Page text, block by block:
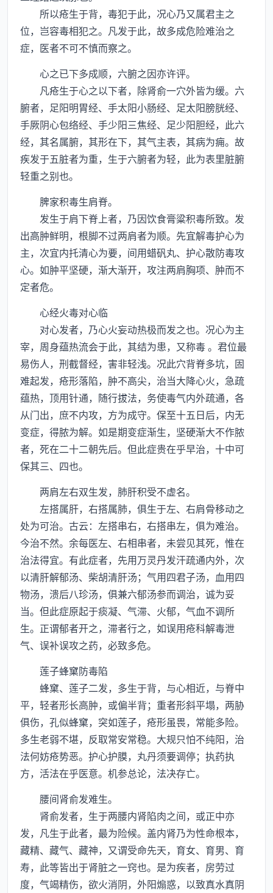
所以疮生于背，毒犯于此，况心乃又属君主之
位，岂容毒相犯之。凡发于此，故多成危险难治之
症，医者不可不慎而察之。
心之已下多成顺，六腑之因亦许评。
凡疮生于心之以下者，除肾俞一穴外皆为缓。六
腑者，足阳明胃经、手太阳小肠经、足太阳膀胱经、
手厥阴心包络经、手少阳三焦经、足少阳胆经，此六
经，其名属腑，其形在下，其气主表，其病为痈。故
疾发于五脏者为重，生于六腑者为轻，此为表里脏腑
轻重之别也。
脾家积毒生肩脊。
发生于肩下脊上者，乃因饮食膏粱积毒所致。发
出高肿鲜明，根脚不过两肩者为顺。先宜解毒护心为
主，次宜内托清心为要，间用蜡矾丸、护心散防毒攻
心。如肿平坚硬，渐大渐开，攻注两肩胸项、肿而不
定者危。
心经火毒对心临
对心发者，乃心火妄动热极而发之也。况心为主
宰，周身蕴热流会于此，其结为患，又称毒 。君位最
易伤人，刑截督经，害非轻浅。况此穴背脊多坑，固
难起发，疮形落陷，肿不高尖，治当大降心火，急疏
蕴热，顶用针通，随行拔法，务使毒气内外疏通，各
从门出，庶不内攻，方为成守。保至十五日后，内无
变症，得脓为解。如是期变症渐生，坚硬渐大不作脓
者，死在二十二朝先后。但此症贵在乎早治，十中可
保其三、四也。
两肩左右双生发，肺肝积受不虚名。
左搭属肝，右搭属肺，俱生于左、右肩骨移动之
处为可治。古云：左搭串右，右搭串左，俱为难治。
今治不然。余每医左、右相串者，未尝见其死，惟在
治法得宜。有此症者，先用万灵丹发汗疏通内外，次
以清肝解郁汤、柴胡清肝汤；气用四君子汤，血用四
物汤，溃后八珍汤，俱兼六郁汤参而调治，诚为妥
当。但此症原起于痰凝、气滞、火郁，气血不调所
生。正谓郁者开之，滞者行之，如误用疮科解毒泄
气、误补误攻之药，必致多危。
莲子蜂窠防毒陷
蜂窠、莲子二发，多生于背，与心相近，与脊中
平，轻者形长高肿，或偏半背；重者形斜平塌，两胁
俱伤，孔似蜂窠，突如莲子，疮形虽畏，常能多险。
多生老弱不堪，反取常安常稳。大规只怕不纯阳，治
法何妨疮势恶。护心护膜，丸丹须要调停；执药执
方，活法在乎医意。机参总论，法决存亡。
腰间肾俞发难生。
肾俞发者，生于两腰内肾陷肉之间，或正中亦
发，凡生于此者，最为险候。盖内肾乃为性命根本，
藏精、藏气、藏神，又谓受命先天，育女、育男、育
寿，此等皆出于肾脏之一窍也。是为疾者，房劳过
度，气竭精伤，欲火消阴，外阳煽惑，以致真水真阴